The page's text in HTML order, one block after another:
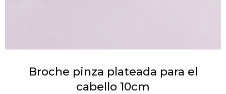
Broche pinza plateada para el
cabello 10cm